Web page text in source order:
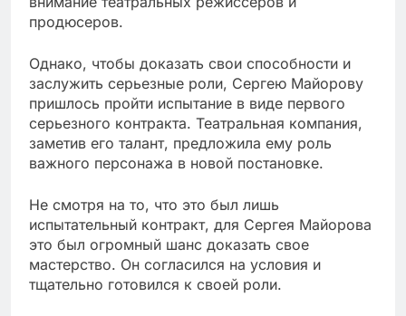
продюсеров.
Однако, чтобы доказать свои способности и
заслужить серьезные роли, Сергею Майорову
пришлось пройти испытание в виде первого
серьезного контракта. Театральная компания,
заметив его талант, предложила ему роль
важного персонажа в новой постановке.
Не смотря на то, что это был лишь
испытательный контракт, для Сергея Майорова
это был огромный шанс доказать свое
мастерство. Он согласился на условия и
тщательно готовился к своей роли.